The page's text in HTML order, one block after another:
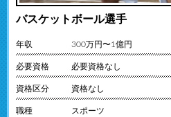
バスケットボール選手
年収 300万円〜1億円
必要資格 必要資格なし
資格区分 資格なし
職種 スポーツ